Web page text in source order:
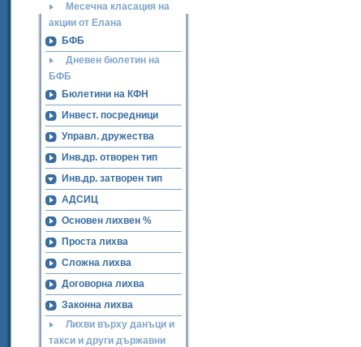
Месечна класация на
акции от Елана
БФБ
Дневен бюлетин на
БФБ
Бюлетини на КФН
Инвест. посредници
Управл. дружества
Инв.др. отворен тип
Инв.др. затворен тип
АДСИЦ
Основен лихвен %
Проста лихва
Сложна лихва
Договорна лихва
Законна лихва
Лихви върху данъци и
такси и други държавни